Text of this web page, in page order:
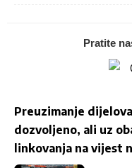
Pratite
Preuzimanje
dozvoljeno, ali uz
linkovanja na vijest